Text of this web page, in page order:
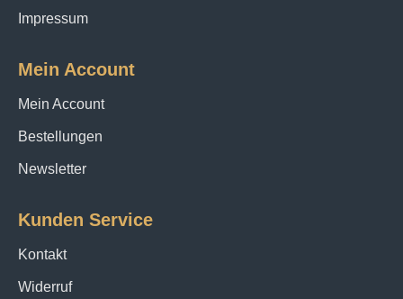
Impressum
Mein Account
Mein Account
Bestellungen
Newsletter
Kunden Service
Kontakt
Widerruf